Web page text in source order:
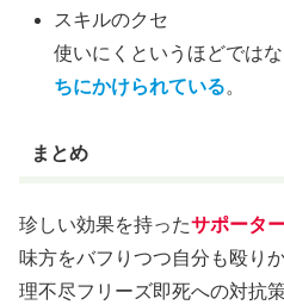
スキルのクセ
使いにくというほどでは
ちにかけられている。
まとめ
珍しい効果を持ったサポータ
味方をバフりつつ自分も殴りか
理不尽フリーズ即死への対抗策